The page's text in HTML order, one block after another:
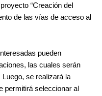
“Creación del
de las vías de acceso al
pueden
las cuales serán
se realizará la
permitirá seleccionar al